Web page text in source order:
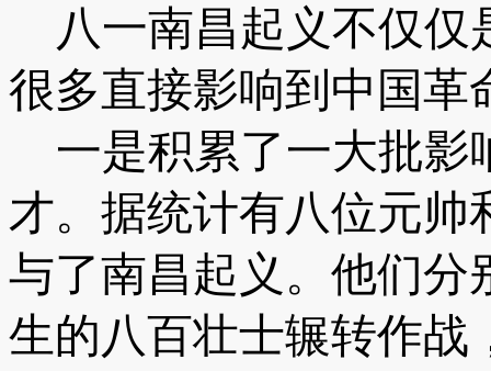
八一南昌起义不仅
很多直接影响到中国革
一是积累了一大批影
才。据统计有八位元帅
与了南昌起义。他们分
生的八百壮士辗转作战